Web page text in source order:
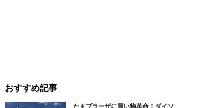
おすすめ記事
たまプラーザに買い物革命！ダイソ